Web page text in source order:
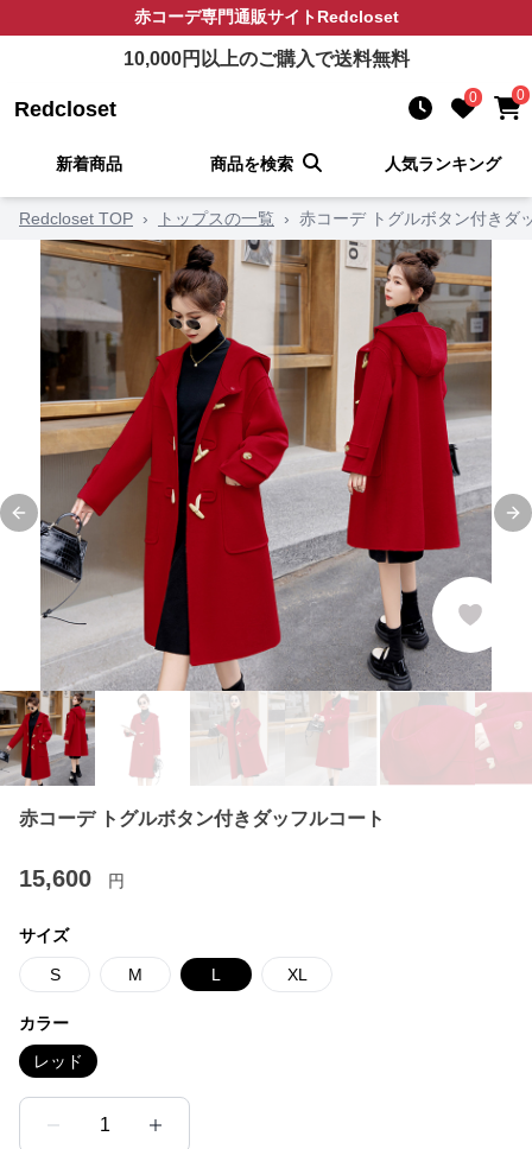
赤コーデ専門通販サイトRedcloset
10,000円以上のご購入で送料無料
Redcloset 0 0
新着商品 商品を検索 人気ランキング
Redcloset TOP › トップスの一覧 › 赤コーデ トグルボタン付きダ
Previous slide
赤コーデ トグルボタン付きダッフルコート
15,600 円
サイズ
S M L XL
カラー
レッド
1